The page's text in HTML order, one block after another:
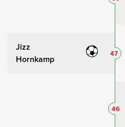
Jizz
Hornkamp
47
46